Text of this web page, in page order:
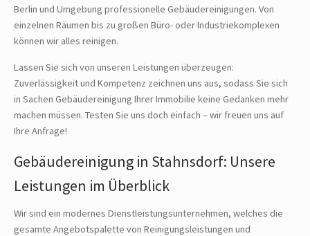
Berlin und Umgebung professionelle Gebäudereinigungen. Von
einzelnen Räumen bis zu großen Büro- oder Industriekomplexen
können wir alles reinigen.
Lassen Sie sich von unseren Leistungen überzeugen:
Zuverlässigkeit und Kompetenz zeichnen uns aus, sodass Sie sich
in Sachen Gebäudereinigung Ihrer Immobilie keine Gedanken mehr
machen müssen. Testen Sie uns doch einfach – wir freuen uns auf
Ihre Anfrage!
Gebäudereinigung in Stahnsdorf: Unsere
Leistungen im Überblick
Wir sind ein modernes Dienstleistungsunternehmen, welches die
gesamte Angebotspalette von Reinigungsleistungen und